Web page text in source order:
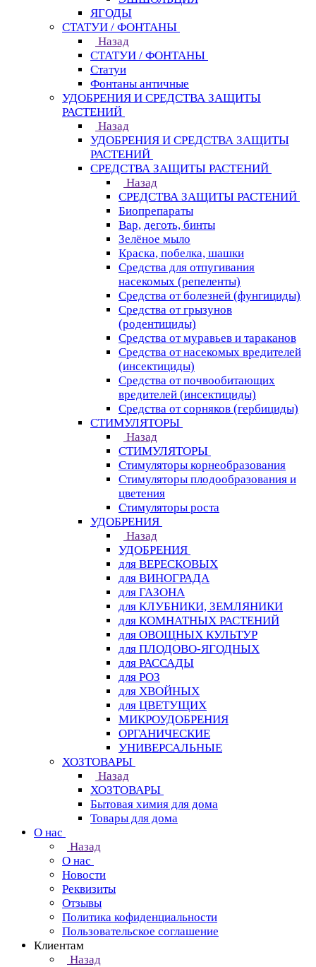
ЯГОДЫ
СТАТУИ / ФОНТАНЫ
Назад
СТАТУИ / ФОНТАНЫ
Статуи
Фонтаны античные
УДОБРЕНИЯ И СРЕДСТВА ЗАЩИТЫ
РАСТЕНИЙ
Назад
УДОБРЕНИЯ И СРЕДСТВА ЗАЩИТЫ
РАСТЕНИЙ
СРЕДСТВА ЗАЩИТЫ РАСТЕНИЙ
Назад
СРЕДСТВА ЗАЩИТЫ РАСТЕНИЙ
Биопрепараты
Вар, деготь, бинты
Зелёное мыло
Краска, побелка, шашки
Средства для отпугивания
насекомых (репеленты)
Средства от болезней (фунгициды)
Средства от грызунов
(родентициды)
Средства от муравьев и тараканов
Средства от насекомых вредителей
(инсектициды)
Средства от почвообитающих
вредителей (инсектициды)
Средства от сорняков (гербициды)
СТИМУЛЯТОРЫ
Назад
СТИМУЛЯТОРЫ
Стимуляторы корнеобразования
Стимуляторы плодообразования и
цветения
Стимуляторы роста
УДОБРЕНИЯ
Назад
УДОБРЕНИЯ
для ВЕРЕСКОВЫХ
для ВИНОГРАДА
для ГАЗОНА
для КЛУБНИКИ, ЗЕМЛЯНИКИ
для КОМНАТНЫХ РАСТЕНИЙ
для ОВОЩНЫХ КУЛЬТУР
для ПЛОДОВО-ЯГОДНЫХ
для РАССАДЫ
для РОЗ
для ХВОЙНЫХ
для ЦВЕТУЩИХ
МИКРОУДОБРЕНИЯ
ОРГАНИЧЕСКИЕ
УНИВЕРСАЛЬНЫЕ
ХОЗТОВАРЫ
Назад
ХОЗТОВАРЫ
Бытовая химия для дома
Товары для дома
О нас
Назад
О нас
Новости
Реквизиты
Отзывы
Политика кофиденциальности
Пользовательское соглашение
Клиентам
Назад